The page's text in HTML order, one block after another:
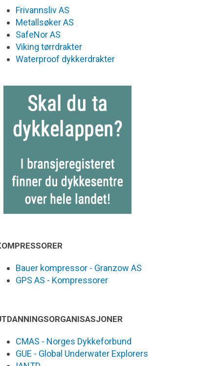
Frivannsliv AS
Metallsøker AS
SafeNor AS
Viking tørrdrakter
Waterproof dykkerdrakter
Bauer kompressor - Granzow AS
GPS AS - Kompressorer
CMAS - Norges Dykkeforbund
GUE - Global Underwater Explorers